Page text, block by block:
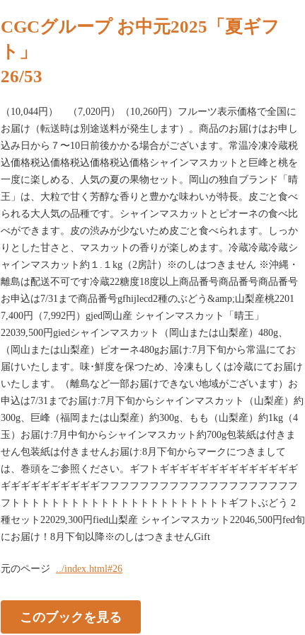
CGCグループ お中元2025「夏ギフ
ト」
26/53
（10,044円） （7,020円）（10,260円）フルーツ表示価格で全国に
お届け（転送時は別途送料が発生します）。商品のお届けはお申し
込み日から７〜10日前後かかる場合がございます。常温冷凍冷蔵税
込価格税込価格税込価格税込価格シャインマスカットと巨峰と桃を
一度に楽しめる、人気の夏の果物セット。岡山の独自ブランド「晴
王」は、大粒で甘く芳醇な香りと豊かな味わいが特長。皮ごと食べ
られる大人気の品種です。シャインマスカットとピオーネの食べ比
べができます。皮の渋みが少ないため皮ごと食べられます。しっか
りとした甘さと、マスカットの香りが楽しめます。冷蔵冷蔵冷蔵シ
ャインマスカット約１.１kg（2房計）※のしはつきません ※沖縄・
離島は配送不可です冷蔵22糖度18度以上商品番号商品番号商品番号
お申込は7/31まで商品番号gfhijlecd2種のぶどう&amp;山梨産桃2201
7,400円（7,992円）gjed岡山産 シャインマスカット「晴王」
22039,500円giedシャインマスカット（岡山または山梨産）480g、
（岡山または山梨産）ピオーネ480gお届け:7月下旬から常温にてお
届けいたします。味･鮮度を保つため、冷凍もしくは冷蔵にてお届け
いたします。（離島など一部お届けできない地域がございます）お
申込は7/31までお届け:7月下旬からシャインマスカット（山梨産）約
300g、巨峰（福岡または山梨産）約300g、もも（山梨産）約1kg（4
玉）お届け:7月中旬からシャインマスカット約700g包装紙は付きま
せん包装紙は付きませんお届け:8月下旬からマークにつきまして
は、巻頭をご参照ください。ギフトギギギギギギギギギギギギギギ
ギギギギギギギギギギフフフフフフフフフフフフフフフフフフフフ
フトトトトトトトトトトトトトトトトトトトトトトギフトぶどう 2
種セット22029,300円fied山梨産 シャインマスカット22046,500円fed旬
にお届け！8月下旬以降※のしはつきませんGift
元のページ ../index.html#26
このブックを見る